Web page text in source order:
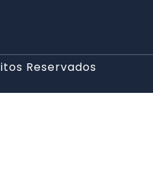
Reservados